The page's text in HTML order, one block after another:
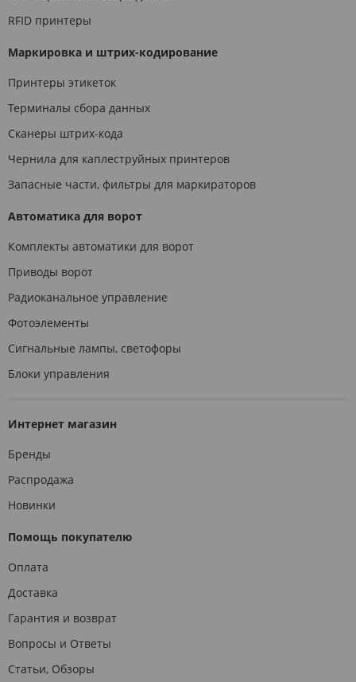
RFID принтеры
Маркировка и штрих-кодирование
Принтеры этикеток
Терминалы сбора данных
Сканеры штрих-кода
Чернила для каплеструйных принтеров
Запасные части, фильтры для маркираторов
Автоматика для ворот
Комплекты автоматики для ворот
Приводы ворот
Радиоканальное управление
Фотоэлементы
Сигнальные лампы, светофоры
Блоки управления
Интернет магазин
Бренды
Распродажа
Новинки
Помощь покупателю
Оплата
Доставка
Гарантия и возврат
Вопросы и Ответы
Статьи, Обзоры